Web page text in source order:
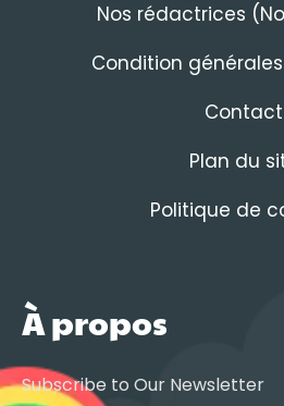
Nos rédactrices
Condition
Contact
Plan du
Politique de
À propos
Subscribe to Our Newsletter